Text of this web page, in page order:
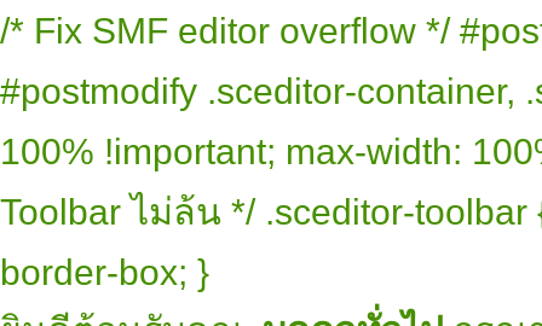
/* Fix SMF editor overflow */
#postmodify .sceditor-container,
100% !important; max-width:
Toolbar ไม่ล้น */ .sceditor-
border-box; }